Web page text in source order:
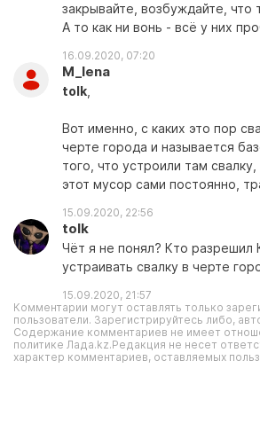
закрывайте, возбуждайте, что
А то как ни вонь - всё у них
16.09.2020, 07:20
M_lena
tolk
Вот именно, с каких это пор
черте города и называется
того, что устроили там
этот мусор сами постоянно,
15.09.2020, 22:56
tolk
Чёт я не понял? Кто разрешил
устраивать свалку в черте
15.09.2020, 21:57
Комментарии могут оставлять только
пользователи. Зарегистрируйтесь либо,
Содержание комментариев не имеет
политике Лада.kz.Редакция не несет
характер комментариев, оставляемых